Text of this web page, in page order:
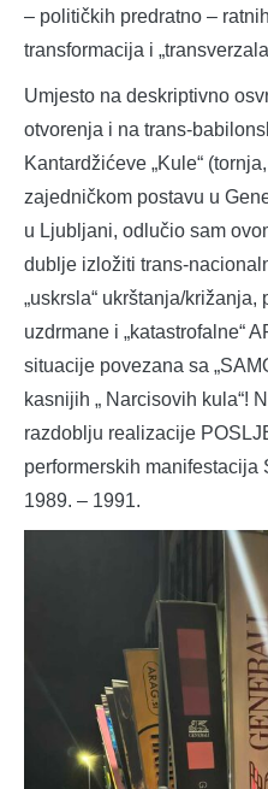
– političkih predratno –
transformacija i
Umjesto na deskriptivno
otvorenja i na trans-
Kantardžićeve „Kule“
zajedničkom postavu u
u Ljubljani, odlučio sam
dublje izložiti trans-
„uskrsla“ ukrštanja/
uzdrmane i „katastrofalne“
situacije povezana sa
kasnijih „ Narcisovih kula“!
razdoblju realizacije
performerskih manifestacija
1989. – 1991.